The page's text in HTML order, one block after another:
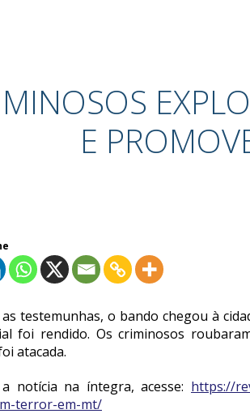
E
testemunhas, o bando chegou à
foi rendido. Os criminosos
atacada.
notícia na íntegra, acesse: https://
terror-em-mt/